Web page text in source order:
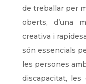
de treballar per
oberts, d’una
creativa i
són essencials
les persones amb
discapacitat,